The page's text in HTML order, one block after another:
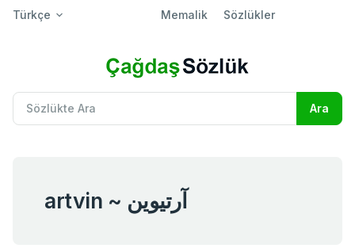
Türkçe Memalik Sözlükler
artvin ~ آرتیوین